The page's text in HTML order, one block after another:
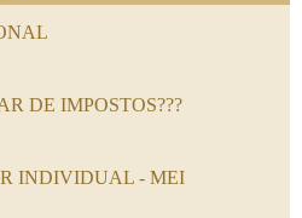
DE IMPOSTOS???
INDIVIDUAL - MEI